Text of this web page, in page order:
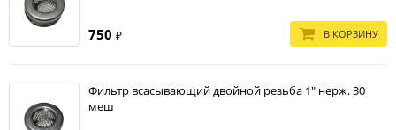
750 ₽ В КОРЗИНУ
Фильтр всасывающий двойной резьба 1" нерж. 30
меш